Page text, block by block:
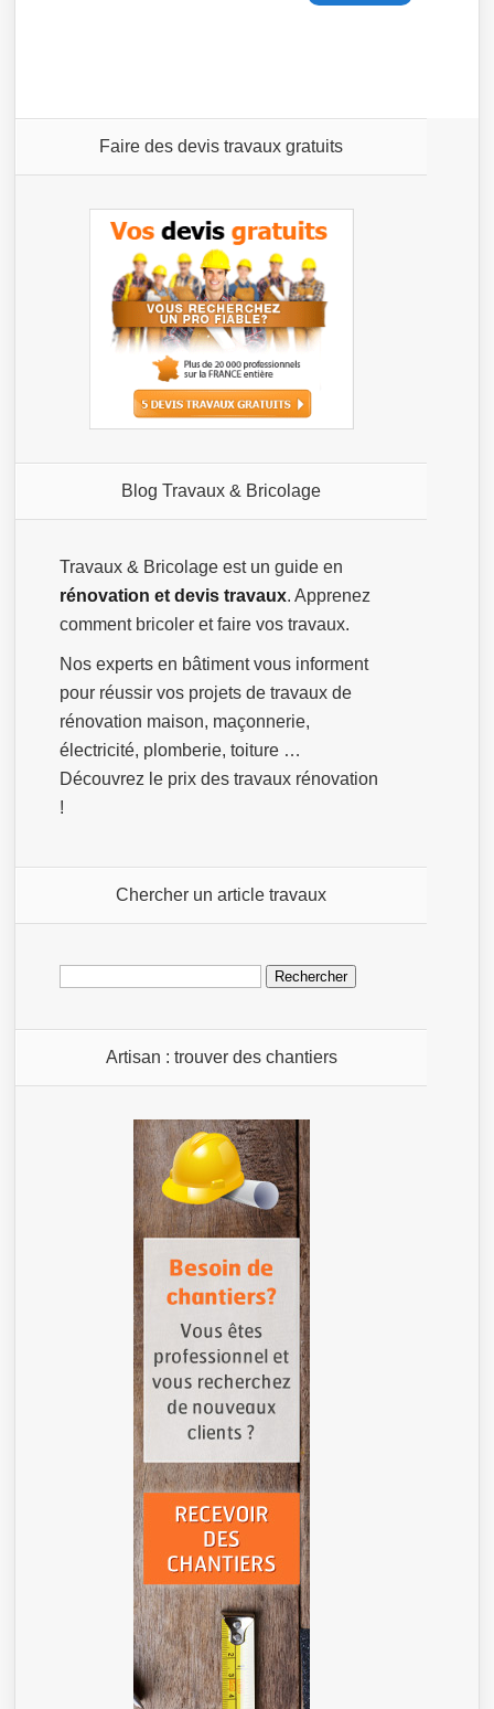
Faire des devis travaux gratuits
Blog Travaux & Bricolage
Travaux & Bricolage est un guide en
rénovation et devis travaux. Apprenez
comment bricoler et faire vos travaux.
Nos experts en bâtiment vous informent
pour réussir vos projets de travaux de
rénovation maison, maçonnerie,
électricité, plomberie, toiture …
Découvrez le prix des travaux rénovation
!
Chercher un article travaux
Rechercher :
Artisan : trouver des chantiers